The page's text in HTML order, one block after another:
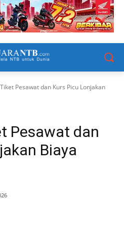
Pesawat dan Kurs Picu Lonjakan
Pesawat dan
Biaya